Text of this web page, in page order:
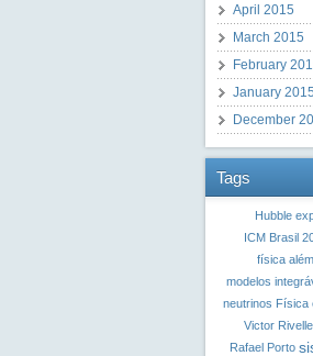
April 2015
March 2015
February
January 2015
December
Tags
Hubble
ICM Brasil
física
modelos
neutrinos Física
Victor
Rafael Porto